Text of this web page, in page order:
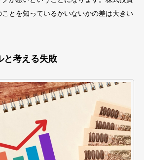
とを知っているかいないかの差は大きい
と考える失敗